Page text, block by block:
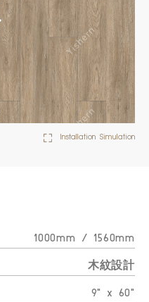
Installation Simulation
1000mm / 1560mm
木紋設計
9" x 60"